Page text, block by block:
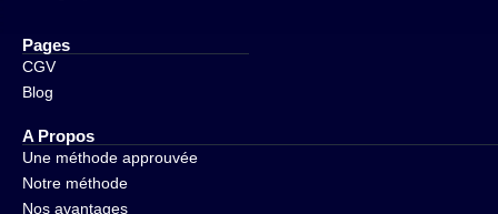
Pages
CGV
Blog
A Propos
Une méthode approuvée
Notre méthode
Nos avantages